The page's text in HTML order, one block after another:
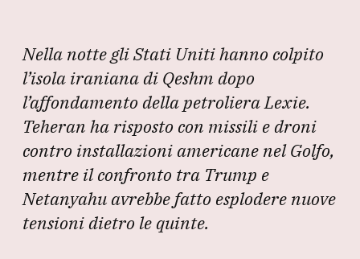
Nella notte gli Stati Uniti hanno colpito
l’isola iraniana di Qeshm dopo
l’affondamento della petroliera Lexie.
Teheran ha risposto con missili e droni
contro installazioni americane nel Golfo,
mentre il confronto tra Trump e
Netanyahu avrebbe fatto esplodere nuove
tensioni dietro le quinte.